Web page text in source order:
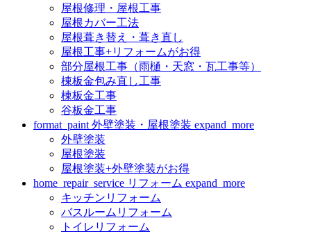
屋根修理・屋根工事
屋根カバー工法
屋根葺き替え・葺き直し
屋根工事+リフォームがお得
部分屋根工事（雨樋・天窓・瓦工事等）
棟板金包み直し工事
棟板金工事
谷板金工事
format_paint 外壁塗装・屋根塗装 expand_more
外壁塗装
屋根塗装
屋根塗装+外壁塗装がお得
home_repair_service リフォーム expand_more
キッチンリフォーム
バスルームリフォーム
トイレリフォーム